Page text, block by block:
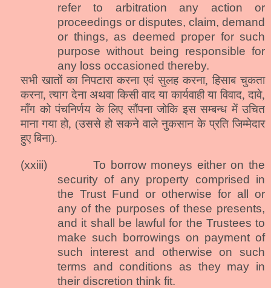
refer to arbitration any action or
proceedings or disputes, claim, demand
or things, as deemed proper for such
purpose without being responsible for
any loss occasioned thereby.
सभी खातों का निपटारा करना एवं सुलह करना, हिसाब चुकता
करना, त्याग देना अथवा किसी वाद या कार्यवाही या विवाद, दावे,
माँग को पंचनिर्णय के लिए सौंपना जोकि इस सम्बन्ध में उचित
माना गया हो, (उससे हो सकने वाले नुकसान के प्रति जिम्मेदार
हुए बिना).
(xxiii)
To borrow moneys either on the
security of any property comprised in
the Trust Fund or otherwise for all or
any of the purposes of these presents,
and it shall be lawful for the Trustees to
make such borrowings on payment of
such interest and otherwise on such
terms and conditions as they may in
their discretion think fit.